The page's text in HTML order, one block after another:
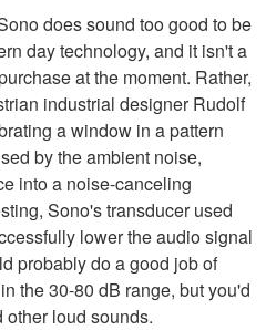
does sound too good to be
day technology, and it isn't a
at the moment. Rather,
industrial designer Rudolf
a window in a pattern
by the ambient noise,
into a noise-canceling
Sono's transducer used
lower the audio signal
probably do a good job of
the 30-80 dB range, but you'd
loud sounds.